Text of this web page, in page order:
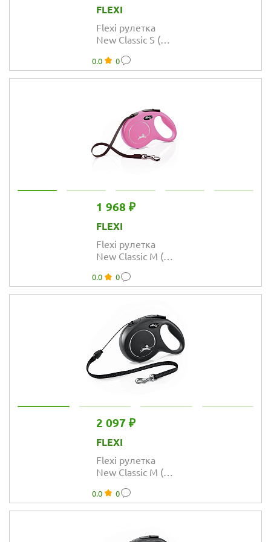
FLEXI
Flexi рулетка
New Classic S (до
синяя
0.0 0
1 968 ₽
FLEXI
Flexi рулетка
New Classic M (до
розовая
0.0 0
2 097 ₽
FLEXI
Flexi рулетка
New Classic M (до
чёрная
0.0 0